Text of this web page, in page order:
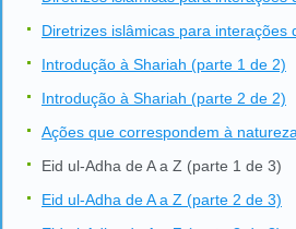
Diretrizes islâmicas para interações
Introdução à Shariah (parte 1 de 2)
Introdução à Shariah (parte 2 de 2)
Ações que correspondem à
Eid ul-Adha de A a Z (parte 1 de 3)
Eid ul-Adha de A a Z (parte 2 de 3)